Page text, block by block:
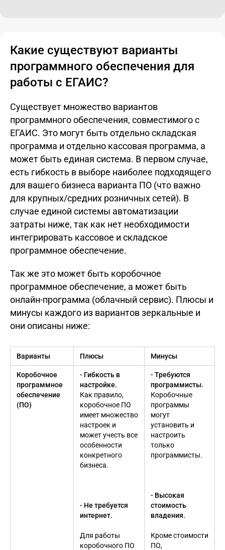
Какие существуют варианты
программного обеспечения для
работы с ЕГАИС?
Существует множество вариантов
программного обеспечения, совместимого с
ЕГАИС. Это могут быть отдельно складская
программа и отдельно кассовая программа, а
может быть единая система. В первом случае,
есть гибкость в выборе наиболее подходящего
для вашего бизнеса варианта ПО (что важно
для крупных/средних розничных сетей). В
случае единой системы автоматизации
затраты ниже, так как нет необходимости
интегрировать кассовое и складское
программное обеспечение.
Так же это может быть коробочное
программное обеспечение, а может быть
онлайн-программа (облачный сервис). Плюсы и
минусы каждого из вариантов зеркальные и
они описаны ниже:
Варианты Плюсы Минусы
Коробочное
программное
обеспечение
(ПО)
- Гибкость в
настройке.
Как правило,
коробочное ПО
имеет множество
настроек и
может учесть все
особенности
конкретного
бизнеса.
- Не требуется
интернет.
Для работы
коробочного ПО
- Требуются
программисты.
Коробочные
программы
могут
установить и
настроить
только
программисты.
- Высокая
стоимость
владения.
Кроме стоимости
ПО,